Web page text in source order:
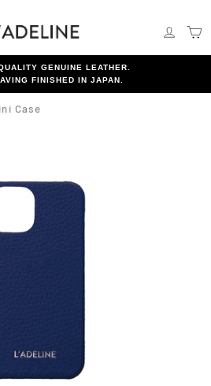
LOG
GENUINE LEATHER.
FINISHED IN JAPAN.
Case
View Cart